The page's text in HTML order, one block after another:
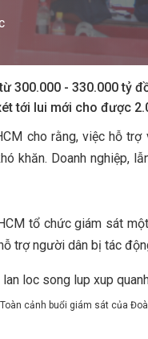
300.000 - 330.000 tỷ
tới lui mới cho được
cho rằng, việc hỗ
khăn. Doanh
tổ chức giám sát
trợ người dân bị tác
Toàn cảnh buổi giám sát của